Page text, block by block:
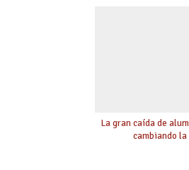
La gran caída de
cambiando